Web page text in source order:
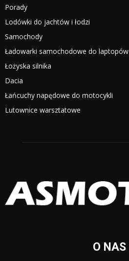
Porady
Lodówki do jachtów i łodzi
Samochody
Ładowarki samochodowe do laptopów
Łożyska silnika
Dacia
Łańcuchy napędowe do motocykli
Lutownice warsztatowe
O NAS